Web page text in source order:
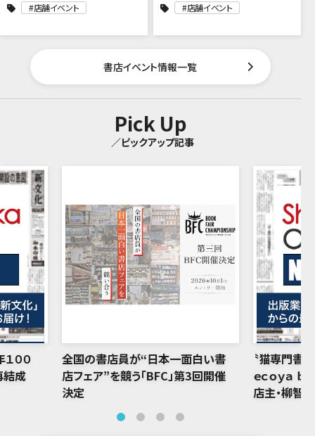
店舗イベント
店舗イベント
書店イベント情報一覧
Pick Up
／ピックアップ記事
００
結成
全国の書店員が“日本一面白い書
店フェア”を競う「BFC」第3回開催
決定
〝猫専門書
ｅｃｏｙａ ｂ
店主・柳智